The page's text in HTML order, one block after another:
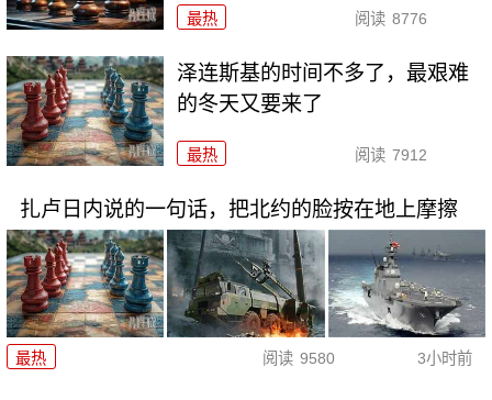
最热 阅读 8776
泽连斯基的时间不多了，最艰难
的冬天又要来了
最热 阅读 7912
扎卢日内说的一句话，把北约的脸按在地上摩擦
最热 阅读 9580 3小时前